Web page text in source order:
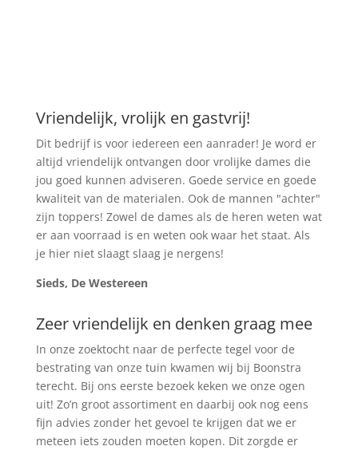
Vriendelijk, vrolijk en gastvrij!
Dit bedrijf is voor iedereen een aanrader! Je word er
altijd vriendelijk ontvangen door vrolijke dames die
jou goed kunnen adviseren. Goede service en goede
kwaliteit van de materialen. Ook de mannen "achter"
zijn toppers! Zowel de dames als de heren weten wat
er aan voorraad is en weten ook waar het staat. Als
je hier niet slaagt slaag je nergens!
Sieds, De Westereen
Zeer vriendelijk en denken graag mee
In onze zoektocht naar de perfecte tegel voor de
bestrating van onze tuin kwamen wij bij Boonstra
terecht. Bij ons eerste bezoek keken we onze ogen
uit! Zo’n groot assortiment en daarbij ook nog eens
fijn advies zonder het gevoel te krijgen dat we er
meteen iets zouden moeten kopen. Dit zorgde er